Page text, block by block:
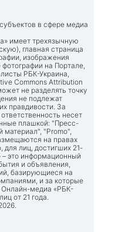
в сфере медиа
имеет трехязычную
главная страница
изображения
на Портале,
РБК-Украина,
Commons Attribution
не разделять точку
не подлежат
правдивости. За
несет
плашкой: "Пресс-
материал", "Promo",
на правах
для лиц, достигших 21-
– это информационный
и объявления,
базирующиеся на
и за которые
Онлайн-медиа «РБК-
от 21 года.